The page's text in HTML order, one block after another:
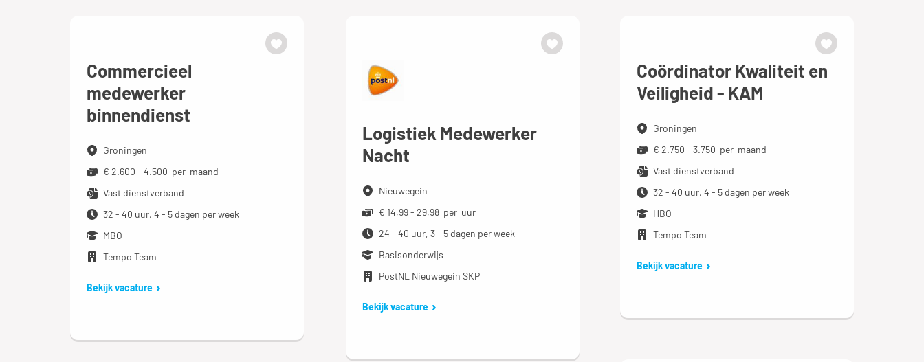
Commercieel
medewerker
binnendienst
Groningen
€ 2.600 - 4.500 per maand
Vast dienstverband
32 - 40 uur, 4 - 5 dagen per week
MBO
Tempo Team
Bekijk vacature
Logistiek Medewerker
Nacht
Nieuwegein
€ 14,99 - 29,98 per uur
24 - 40 uur, 3 - 5 dagen per week
Basisonderwijs
PostNL Nieuwegein SKP
Bekijk vacature
Coördinator Kwaliteit en
Veiligheid - KAM
Groningen
€ 2.750 - 3.750 per maand
Vast dienstverband
32 - 40 uur, 4 - 5 dagen per week
HBO
Tempo Team
Bekijk vacature